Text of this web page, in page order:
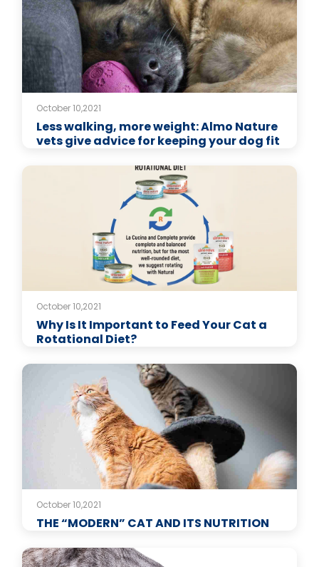
October 10,2021
Less walking, more weight: Almo Nature
vets give advice for keeping your dog fit
October 10,2021
Why Is It Important to Feed Your Cat a
Rotational Diet?
October 10,2021
THE “MODERN” CAT AND ITS NUTRITION